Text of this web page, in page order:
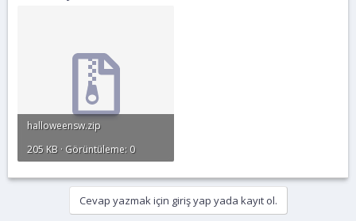
halloweensw.zip
205 KB · Görüntüleme: 0
Cevap yazmak için giriş yap yada kayıt ol.